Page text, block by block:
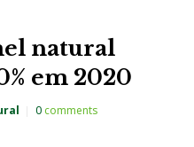
natural
em 2020
0comments